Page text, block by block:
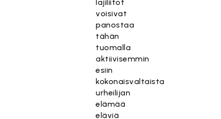
lajiliitot
voisivat
panostaa
tähän
tuomalla
aktiivisemmin
esiin
kokonaisvaltaista
urheilijan
elämää
eläviä